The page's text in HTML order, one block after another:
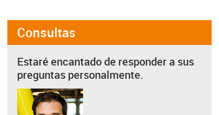
Consultas
Estaré encantado de responder a sus
preguntas personalmente.